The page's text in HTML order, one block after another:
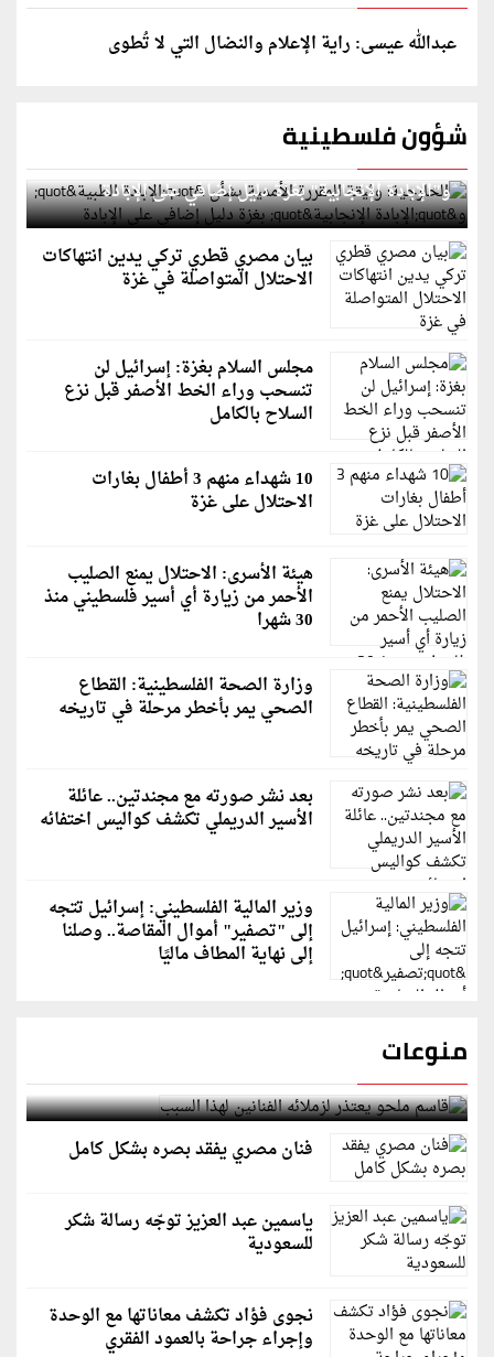
عبدالله عيسى: راية الإعلام والنضال التي لا تُطوى
شؤون فلسطينية
الخارجية: وثيقة المقررة الأممية بشأن "الإبادة الطبية"
و"الإبادة الإنجابية" بغزة دليل إضافي على الإبادة
بيان مصري قطري تركي يدين انتهاكات
الاحتلال المتواصلة في غزة
مجلس السلام بغزة: إسرائيل لن
تنسحب وراء الخط الأصفر قبل نزع
السلاح بالكامل
10 شهداء منهم 3 أطفال بغارات
الاحتلال على غزة
هيئة الأسرى: الاحتلال يمنع الصليب
الأحمر من زيارة أي أسير فلسطيني منذ
30 شهرا
وزارة الصحة الفلسطينية: القطاع
الصحي يمر بأخطر مرحلة في تاريخه
بعد نشر صورته مع مجندتين.. عائلة
الأسير الدريملي تكشف كواليس اختفائه
وزير المالية الفلسطيني: إسرائيل تتجه
إلى "تصفير" أموال المقاصة.. وصلنا
إلى نهاية المطاف ماليًا
منوعات
قاسم ملحو يعتذر لزملائه الفنانين لهذا السبب
فنان مصري يفقد بصره بشكل كامل
ياسمين عبد العزيز توجّه رسالة شكر
للسعودية
نجوى فؤاد تكشف معاناتها مع الوحدة
وإجراء جراحة بالعمود الفقري